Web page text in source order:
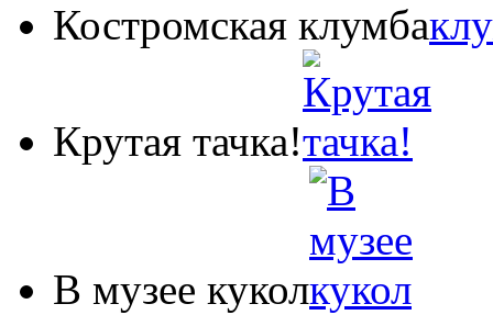
Костромская клумба
Крутая тачка!
В музее кукол